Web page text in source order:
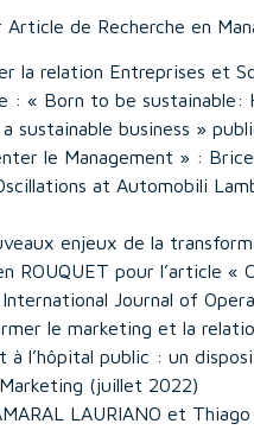
de Recherche en
la relation Entreprises et
: « Born to be
business »
le Management » :
at Automobili
enjeux de la
ROUQUET pour l’article «
Journal of
le marketing et la
à l’hôpital public : un
(juillet 2022)
LAURIANO et